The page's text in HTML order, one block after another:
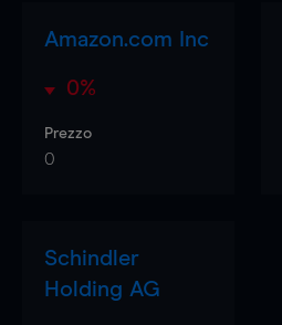
Amazon.com Inc
0%
Prezzo
0
Schindler
Holding AG